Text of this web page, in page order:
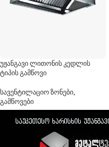
უჟანგავი ლითონის კედლის
ტიპის გამწოვი
სავენტილაციო ზონები,
გამწოვები
საუკეთესო ხარისხის